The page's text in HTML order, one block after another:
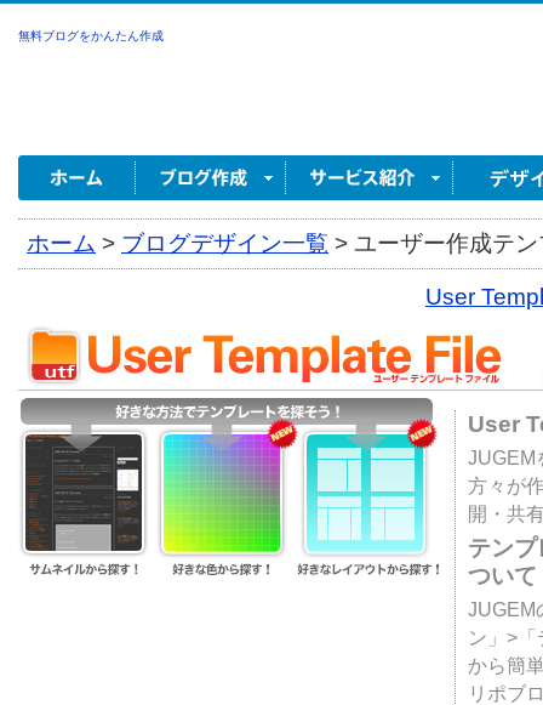
無料ブログをかんたん作成
ホーム > ブログデザイン一覧 > ユーザー作成テ
User
User
JUGEM
方々が
開・共
テン
ついて
JUGEM
ン」>
から簡
リポブ